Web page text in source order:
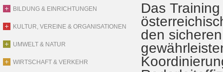
BILDUNG & EINRICHTUNGEN
KULTUR, VEREINE & ORGANISATIONEN
UMWELT & NATUR
WIRTSCHAFT & VERKEHR
Das
den